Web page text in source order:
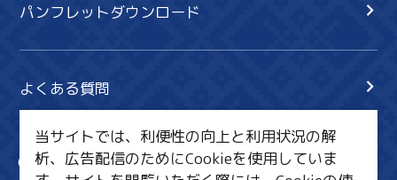
パンフレットダウンロード
よくある質問
サイト内検索 共有
当サイトでは、利便性の向上と利用状況の解
析、広告配信のためにCookieを使用していま